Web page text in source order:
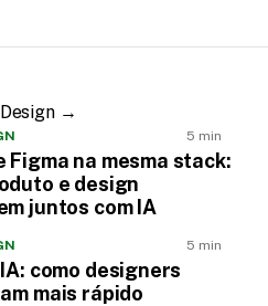
→
5 min
Figma na mesma stack:
e design
juntos com IA
5 min
como designers
mais rápido